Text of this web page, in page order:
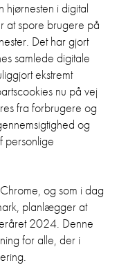
i digital
at spore brugere på
Det har gjort
samlede digitale
ekstremt
nu på vej
fra forbrugere og
og
personlige
og som i dag
planlægger at
2024. Denne
for alle, der i